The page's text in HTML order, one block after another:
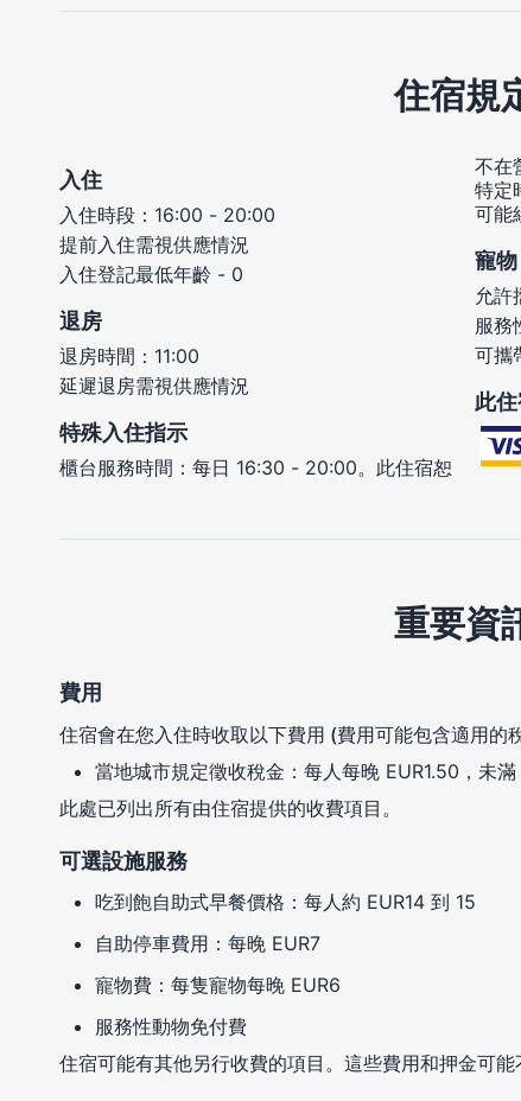
住宿規
入住
入住時段：16:00 - 20:00
提前入住需視供應情況
入住登記最低年齡 - 0
退房
退房時間：11:00
延遲退房需視供應情況
特殊入住指示
櫃台服務時間：每日 16:30 - 20:00。此住宿恕
不在
特定
可能
寵物
允許
服務
可攜
此
重要資
費用
住宿會在您入住時收取以下費用 (費用可能包含適用的
當地城市規定徵收稅金：每人每晚 EUR1.50，未滿
此處已列出所有由住宿提供的收費項目。
可選設施服務
吃到飽自助式早餐價格：每人約 EUR14 到 15
自助停車費用：每晚 EUR7
寵物費：每隻寵物每晚 EUR6
服務性動物免付費
住宿可能有其他另行收費的項目。這些費用和押金可能